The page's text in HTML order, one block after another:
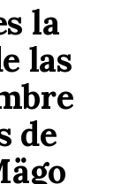
la
las
de